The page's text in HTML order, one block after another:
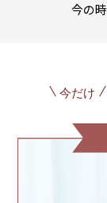
今の
今だけ